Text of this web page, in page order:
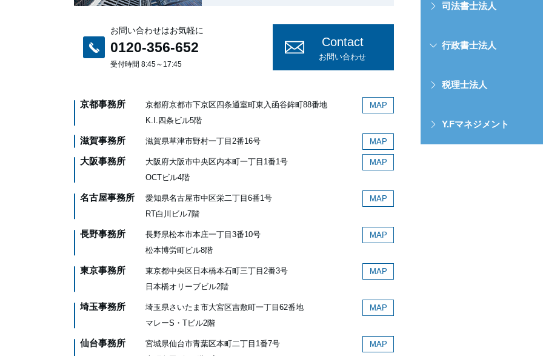
お問い合わせはお気軽に
0120-356-652
受付時間 8:45～17:45
Contact
お問い合わせ
京都事務所
京都府京都市下京区四条通室町東入函谷鉾町88番地
K.I.四条ビル5階
MAP
滋賀事務所 滋賀県草津市野村一丁目2番16号 MAP
大阪事務所
大阪府大阪市中央区内本町一丁目1番1号
OCTビル4階
MAP
名古屋事務所
愛知県名古屋市中区栄二丁目6番1号
RT白川ビル7階
MAP
長野事務所
長野県松本市本庄一丁目3番10号
松本博労町ビル8階
MAP
東京事務所
東京都中央区日本橋本石町三丁目2番3号
日本橋オリーブビル2階
MAP
埼玉事務所
埼玉県さいたま市大宮区吉敷町一丁目62番地
マレーS・Tビル2階
MAP
仙台事務所
宮城県仙台市青葉区本町二丁目1番7号
MAP
司法書士法人
行政書士法人
税理士法人
Y.Fマネジメント